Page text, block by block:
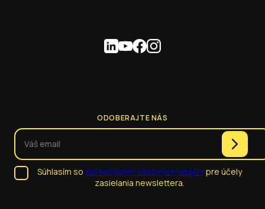
ODOBERAJTE NÁS
Súhlasím so spracúvaním osobných údajovpre účely
zasielania newslettera.